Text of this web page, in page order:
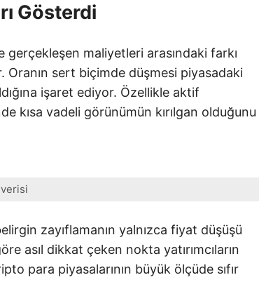
Gösterdi
gerçekleşen maliyetleri arasındaki farkı
Oranın sert biçimde düşmesi piyasadaki
işaret ediyor. Özellikle aktif
kısa vadeli görünümün kırılgan olduğunu
zayıflamanın yalnızca fiyat düşüşü
asıl dikkat çeken nokta yatırımcıların
para piyasalarının büyük ölçüde sıfır